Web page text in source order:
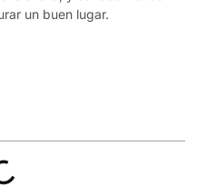
un buen lugar.